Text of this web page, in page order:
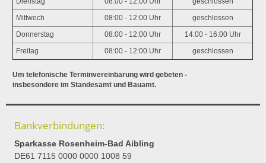
Mittwoch 08:00 - 12:00 Uhr geschlossen
Donnerstag 08:00 - 12:00 Uhr 14:00 - 16:00 Uhr
Freitag 08:00 - 12:00 Uhr geschlossen
Um telefonische Terminvereinbarung wird gebeten -
insbesondere im Standesamt und Bauamt.
Bankverbindungen:
Sparkasse Rosenheim-Bad Aibling
DE61 7115 0000 0000 1008 59